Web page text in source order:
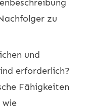
zu
und
erforderlich?
Fähigkeiten
wie